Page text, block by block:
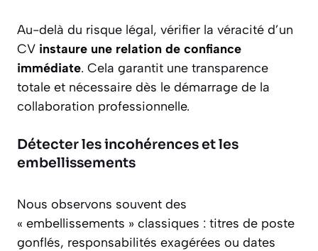
Au-delà du risque légal, vérifier la véracité d’un
CV instaure une relation de confiance
immédiate. Cela garantit une transparence
totale et nécessaire dès le démarrage de la
collaboration professionnelle.
Détecter les incohérences et les
embellissements
Nous observons souvent des
« embellissements » classiques : titres de poste
gonflés, responsabilités exagérées ou dates